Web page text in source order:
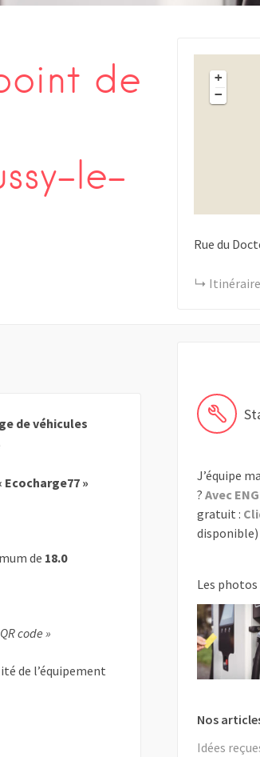
de
le-
de véhicules
Ecocharge77 »
de 18.0
code »
de l’équipement
+
−
Rue du
Itinéraire
J’équipe
? Avec
gratuit :
disponible)
Les photos
Nos
Idées